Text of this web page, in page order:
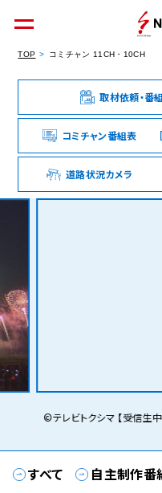
個人のお客様
法人のお客様
TOP コミチャン 11CH・10CH
取材依頼・番
コミチャン番組表
道路状況カメラ
©テレビトクシマ 【受信生
すべて 自主制作番